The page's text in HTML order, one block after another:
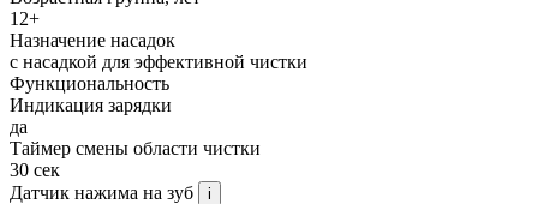
12+
Назначение насадок
с насадкой для эффективной чистки
Функциональность
Индикация зарядки
да
Таймер смены области чистки
30 сек
Датчик нажима на зуб
i